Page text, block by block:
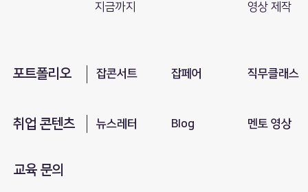
지금까지
영상 제작
포트폴리오 ​잡콘서트 잡페어 직무클래스
취업 콘텐츠 뉴스레터 Blog ​멘토 영상
교육 문의